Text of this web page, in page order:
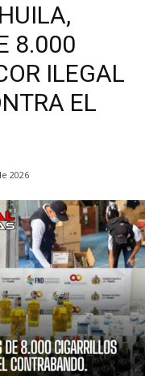
8.000
ILEGAL
EL
2026